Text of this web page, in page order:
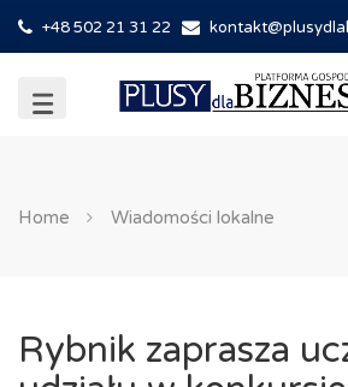
+48 502 21 31 22
Home Wiadomości lokalne
Rybnik zaprasza